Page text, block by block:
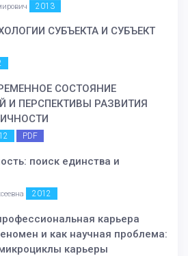
2013
СУБЪЕКТА И СУБЪЕКТ
СОСТОЯНИЕ
И ПЕРСПЕКТИВЫ РАЗВИТИЯ
PDF
поиск единства и
2012
карьера
и как научная проблема:
карьеры